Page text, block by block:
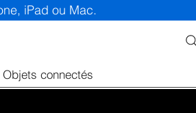
iPad ou Mac.
Objets connectés